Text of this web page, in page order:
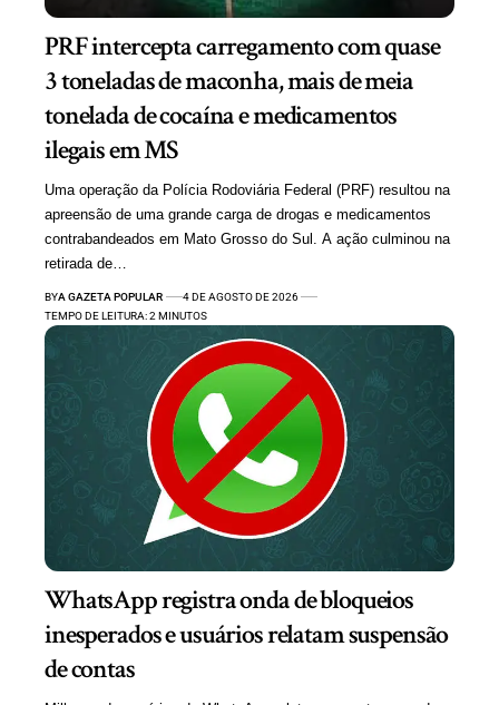
PRF intercepta carregamento com quase
3 toneladas de maconha, mais de meia
tonelada de cocaína e medicamentos
ilegais em MS
Uma operação da Polícia Rodoviária Federal (PRF) resultou na
apreensão de uma grande carga de drogas e medicamentos
contrabandeados em Mato Grosso do Sul. A ação culminou na
retirada de…
BYA GAZETA POPULAR
4 DE AGOSTO DE 2026
TEMPO DE LEITURA: 2 MINUTOS
WhatsApp registra onda de bloqueios
inesperados e usuários relatam suspensão
de contas